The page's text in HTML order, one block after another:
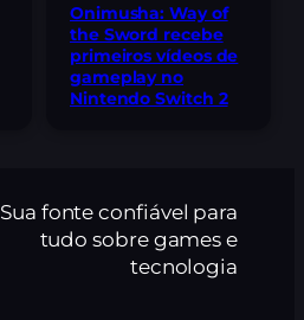
Onimusha: Way of
the Sword recebe
primeiros vídeos de
gameplay no
Nintendo Switch 2
Sua fonte confiável para
tudo sobre games e
tecnologia